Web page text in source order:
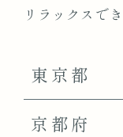
リラックスで
東京都
京都府